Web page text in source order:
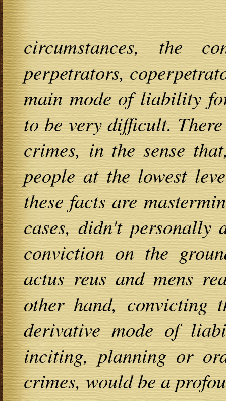
Under the
circumstances, the
perpetrators,
main mode of liability
to be very difficult.
crimes, in the sense
people at the lowest
these facts are
cases, didn't
conviction on the
actus reus and mens
other hand, convicting
derivative mode of
inciting, planning or
crimes, would be a